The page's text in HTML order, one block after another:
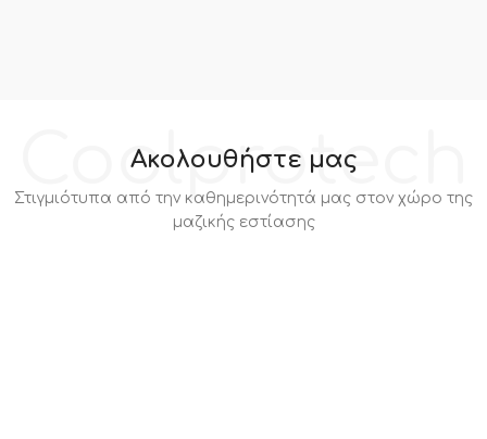
Coolprotech
Ακολουθήστε μας
Στιγμιότυπα από την καθημερινότητά μας στον χώρο της
μαζικής εστίασης